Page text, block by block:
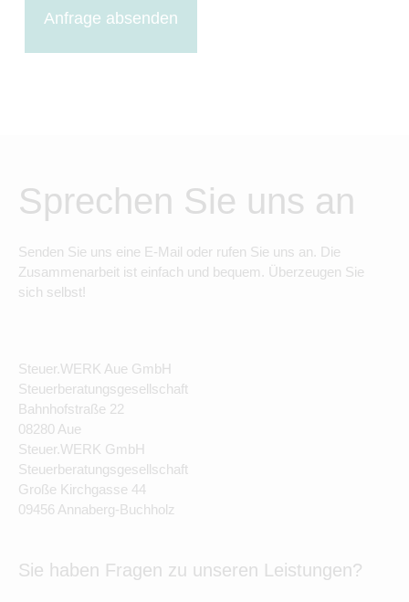
Anfrage absenden
Sprechen Sie uns an
Senden Sie uns eine E-Mail oder rufen Sie uns an. Die
Zusammenarbeit ist einfach und bequem. Überzeugen Sie
sich selbst!
Steuer.WERK Aue GmbH
Steuerberatungsgesellschaft
Bahnhofstraße 22
08280 Aue
Steuer.WERK GmbH
Steuerberatungsgesellschaft
Große Kirchgasse 44
09456 Annaberg-Buchholz
Sie haben Fragen zu unseren Leistungen?